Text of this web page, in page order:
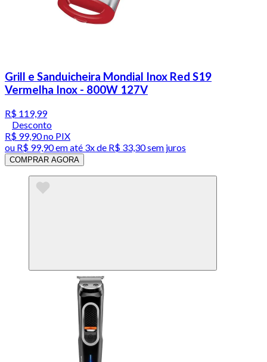
Grill e Sanduicheira Mondial Inox Red S19
Vermelha Inox - 800W 127V
R$ 119,99
Desconto
R$ 99,90no PIX
ou R$ 99,90em até 3x de R$ 33,30 sem juros
COMPRAR AGORA